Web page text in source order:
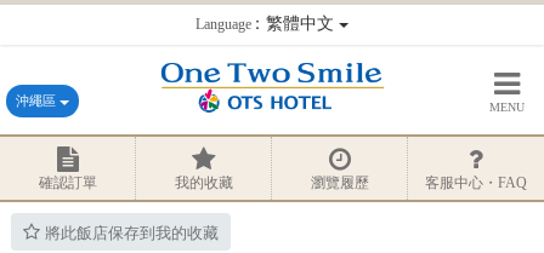
Language：繁體中文
沖繩區 MENU
確認訂單 我的收藏 瀏覽履歷 客服中心・FAQ
將此飯店保存到我的收藏